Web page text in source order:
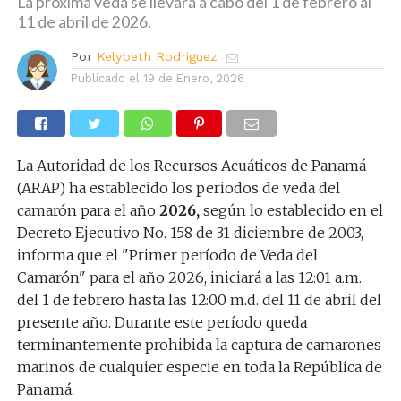
11 de abril de 2026.
Por Kelybeth Rodriguez
Publicado el 19 de Enero, 2026
La Autoridad de los Recursos Acuáticos de Panamá
(ARAP) ha establecido los periodos de veda del
camarón para el año 2026, según lo establecido en el
Decreto Ejecutivo No. 158 de 31 diciembre de 2003,
informa que el "Primer período de Veda del
Camarón" para el año 2026, iniciará a las 12:01 a.m.
del 1 de febrero hasta las 12:00 m.d. del 11 de abril del
presente año. Durante este período queda
terminantemente prohibida la captura de camarones
marinos de cualquier especie en toda la República de
Panamá.